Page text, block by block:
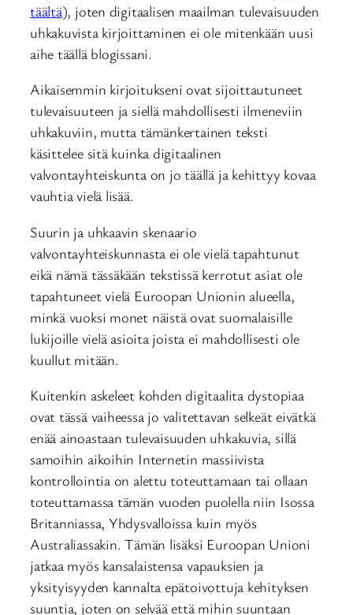
täältä), joten digitaalisen maailman tulevaisuuden
uhkakuvista kirjoittaminen ei ole mitenkään uusi
aihe täällä blogissani.
Aikaisemmin kirjoitukseni ovat sijoittautuneet
tulevaisuuteen ja siellä mahdollisesti ilmeneviin
uhkakuviin, mutta tämänkertainen teksti
käsittelee sitä kuinka digitaalinen
valvontayhteiskunta on jo täällä ja kehittyy kovaa
vauhtia vielä lisää.
Suurin ja uhkaavin skenaario
valvontayhteiskunnasta ei ole vielä tapahtunut
eikä nämä tässäkään tekstissä kerrotut asiat ole
tapahtuneet vielä Euroopan Unionin alueella,
minkä vuoksi monet näistä ovat suomalaisille
lukijoille vielä asioita joista ei mahdollisesti ole
kuullut mitään.
Kuitenkin askeleet kohden digitaalita dystopiaa
ovat tässä vaiheessa jo valitettavan selkeät eivätkä
enää ainoastaan tulevaisuuden uhkakuvia, sillä
samoihin aikoihin Internetin massiivista
kontrollointia on alettu toteuttamaan tai ollaan
toteuttamassa tämän vuoden puolella niin Isossa
Britanniassa, Yhdysvalloissa kuin myös
Australiassakin. Tämän lisäksi Euroopan Unioni
jatkaa myös kansalaistensa vapauksien ja
yksityisyyden kannalta epätoivottuja kehityksen
suuntia, joten on selvää että mihin suuntaan